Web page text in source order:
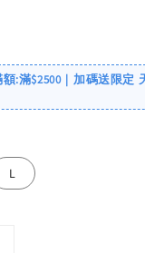
:滿$2500｜加碼送限定
L